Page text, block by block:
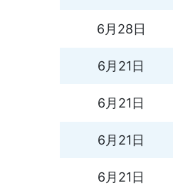
6月28日
6月21日
6月21日
6月21日
6月21日